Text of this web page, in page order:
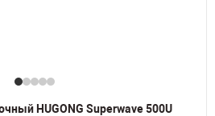
HUGONG Superwave 500U